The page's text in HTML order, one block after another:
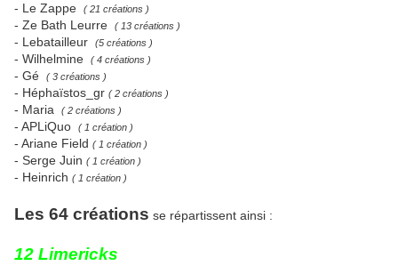
- Le Zappe ( 21 créations )
- Ze Bath Leurre ( 13 créations )
- Lebatailleur (5 créations )
- Wilhelmine ( 4 créations )
- Gé ( 3 créations )
- Héphaïstos_gr ( 2 créations )
- Maria ( 2 créations )
- APLiQuo ( 1 création )
- Ariane Field ( 1 création )
- Serge Juin ( 1 création )
- Heinrich ( 1 création )
Les 64 créations se répartissent ainsi :
12 Limericks